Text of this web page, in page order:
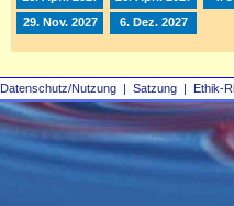
Datenschutz/Nutzung | Satzung | Ethik-
29. Nov. 2027
6. Dez. 2027